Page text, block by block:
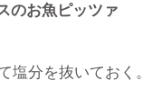
のお魚ピッツァ
塩分を抜いておく。